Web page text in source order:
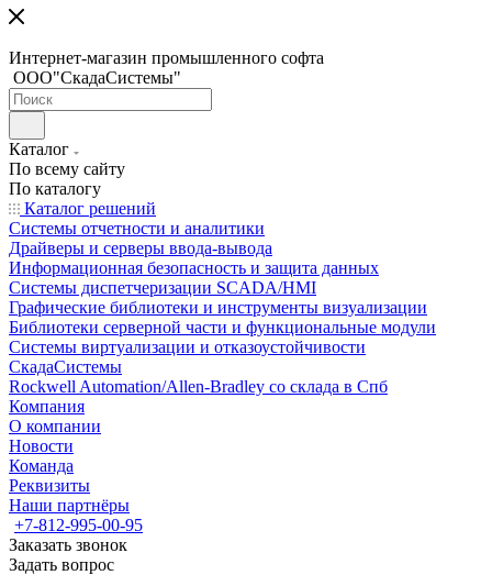
Интернет-магазин промышленного софта
ООО"СкадаСистемы"
Каталог
По всему сайту
По каталогу
Каталог решений
Системы отчетности и аналитики
Драйверы и серверы ввода-вывода
Информационная безопасность и защита данных
Системы диспетчеризации SCADA/HMI
Графические библиотеки и инструменты визуализации
Библиотеки серверной части и функциональные модули
Системы виртуализации и отказоустойчивости
СкадаСистемы
Rockwell Automation/Allen-Bradley со склада в Спб
Компания
О компании
Новости
Команда
Реквизиты
Наши партнёры
+7-812-995-00-95
Заказать звонок
Задать вопрос